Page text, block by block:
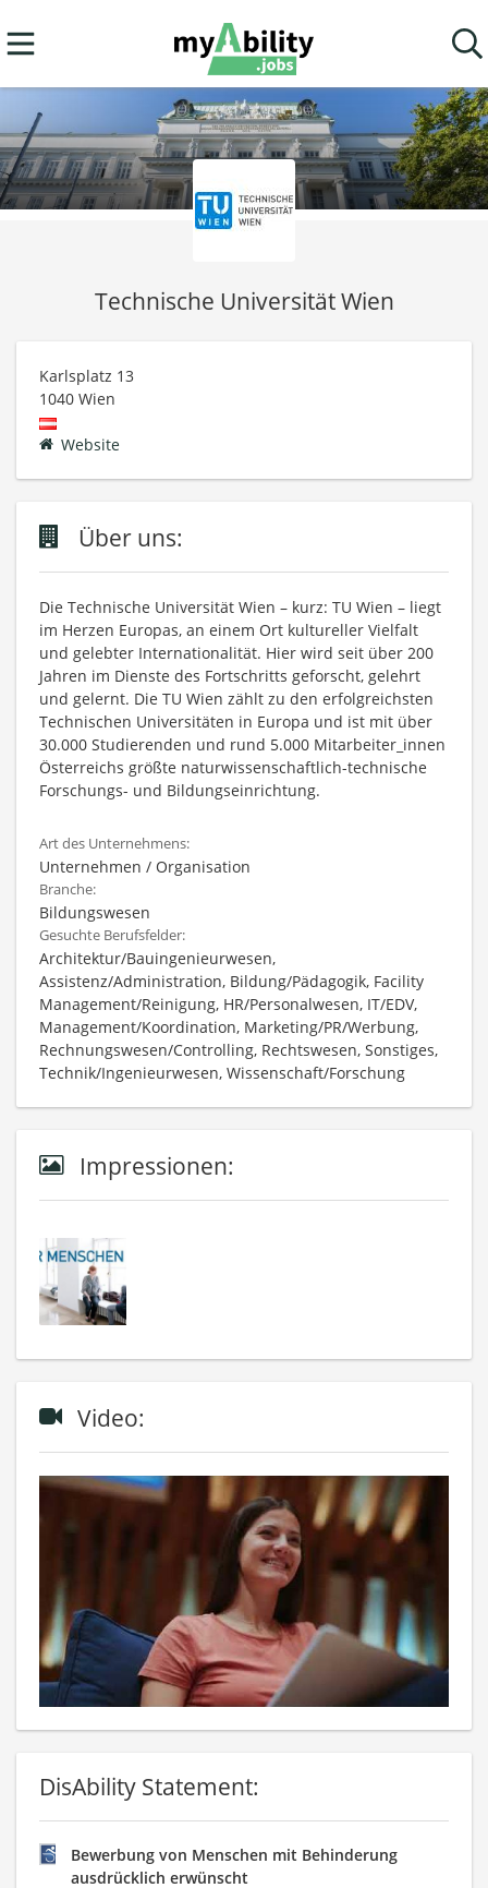
Technische Universität Wien
Karlsplatz 13
1040 Wien
Website
Über uns:
Die Technische Universität Wien – kurz: TU Wien – liegt
im Herzen Europas, an einem Ort kultureller Vielfalt
und gelebter Internationalität. Hier wird seit über 200
Jahren im Dienste des Fortschritts geforscht, gelehrt
und gelernt. Die TU Wien zählt zu den erfolgreichsten
Technischen Universitäten in Europa und ist mit über
30.000 Studierenden und rund 5.000 Mitarbeiter_innen
Österreichs größte naturwissenschaftlich-technische
Forschungs- und Bildungseinrichtung.
Art des Unternehmens:
Unternehmen / Organisation
Branche:
Bildungswesen
Gesuchte Berufsfelder:
Architektur/Bauingenieurwesen,
Assistenz/Administration, Bildung/Pädagogik, Facility
Management/Reinigung, HR/Personalwesen, IT/EDV,
Management/Koordination, Marketing/PR/Werbung,
Rechnungswesen/Controlling, Rechtswesen, Sonstiges,
Technik/Ingenieurwesen, Wissenschaft/Forschung
Impressionen:
Video:
DisAbility Statement:
Bewerbung von Menschen mit Behinderung
ausdrücklich erwünscht